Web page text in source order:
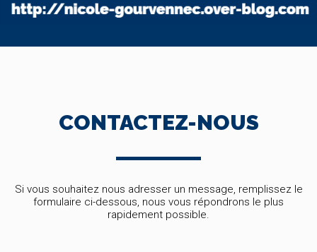
CONTACTEZ-NOUS
Si vous souhaitez nous adresser un message, remplissez le
formulaire ci-dessous, nous vous répondrons le plus
rapidement possible.